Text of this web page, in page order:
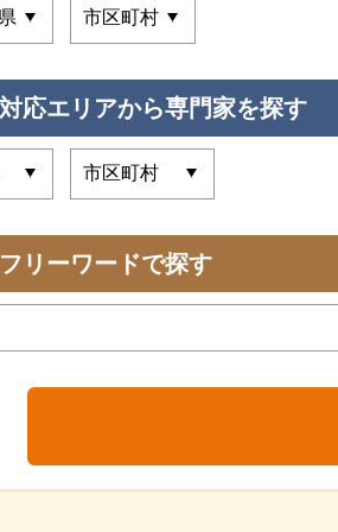
対応エリアから専門家を探す
フリーワードで探す